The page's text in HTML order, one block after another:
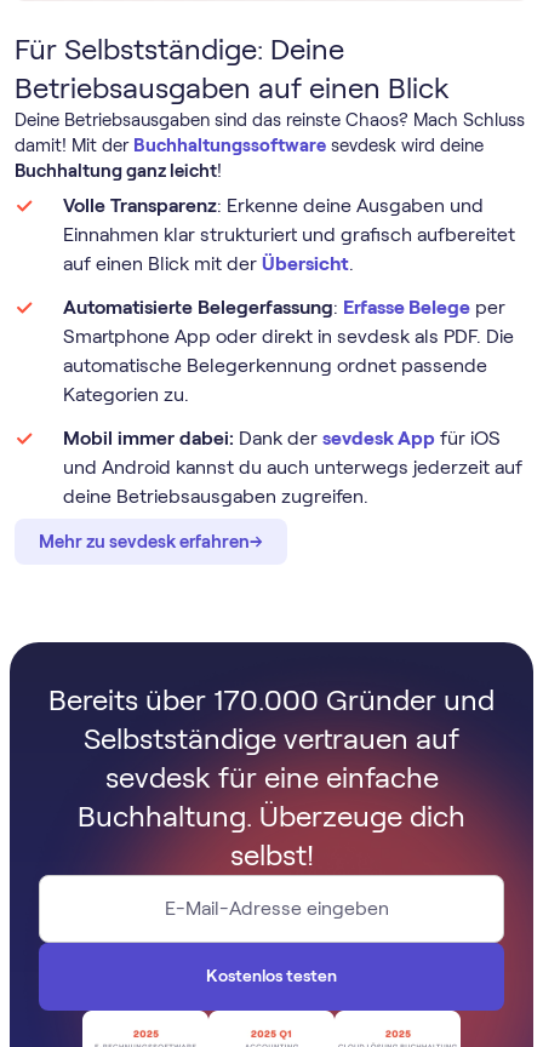
Für Selbstständige: Deine
Betriebsausgaben auf einen Blick
Deine Betriebsausgaben sind das reinste Chaos? Mach Schluss
damit! Mit der Buch­haltungs­software sevdesk wird deine
Buchhaltung ganz leicht!
Volle Transparenz: Erkenne deine Ausgaben und
Einnahmen klar strukturiert und grafisch aufbereitet
auf einen Blick mit der Übersicht.
Automatisierte Belegerfassung: Erfasse Belege per
Smartphone App oder direkt in sevdesk als PDF. Die
automatische Belegerkennung ordnet passende
Kategorien zu.
Mobil immer dabei: Dank der sevdesk App für iOS
und Android kannst du auch unterwegs jederzeit auf
deine Betriebsausgaben zugreifen.
Mehr zu sevdesk erfahren→
→
Bereits über 170.000 Gründer und
Selbstständige vertrauen auf
sevdesk für eine einfache
Buchhaltung. Überzeuge dich
selbst!